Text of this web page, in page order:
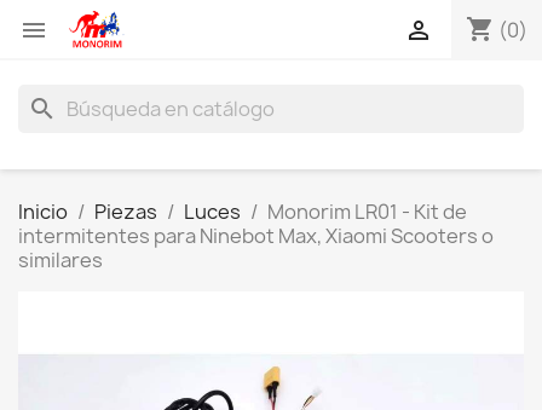
 shopping_cart (0)

search
Inicio Piezas Luces
Monorim LR01 - Kit de
intermitentes para Ninebot Max, Xiaomi Scooters o
similares